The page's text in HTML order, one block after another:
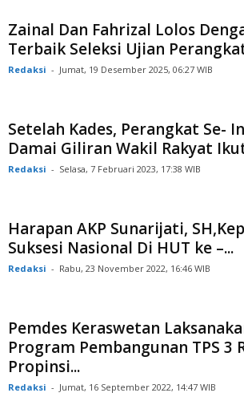
Zainal Dan Fahrizal Lolos
Terbaik Seleksi Ujian
Redaksi - Jumat, 19 Desember 2025, 06:27 WIB
Setelah Kades, Perangkat Se-
Damai Giliran Wakil Rakyat
Redaksi - Selasa, 7 Februari 2023, 17:38 WIB
Harapan AKP Sunarijati,
Suksesi Nasional Di HUT ke –...
Redaksi - Rabu, 23 November 2022, 16:46 WIB
Pemdes Keraswetan
Program Pembangunan TPS 3
Propinsi...
Redaksi - Jumat, 16 September 2022, 14:47 WIB